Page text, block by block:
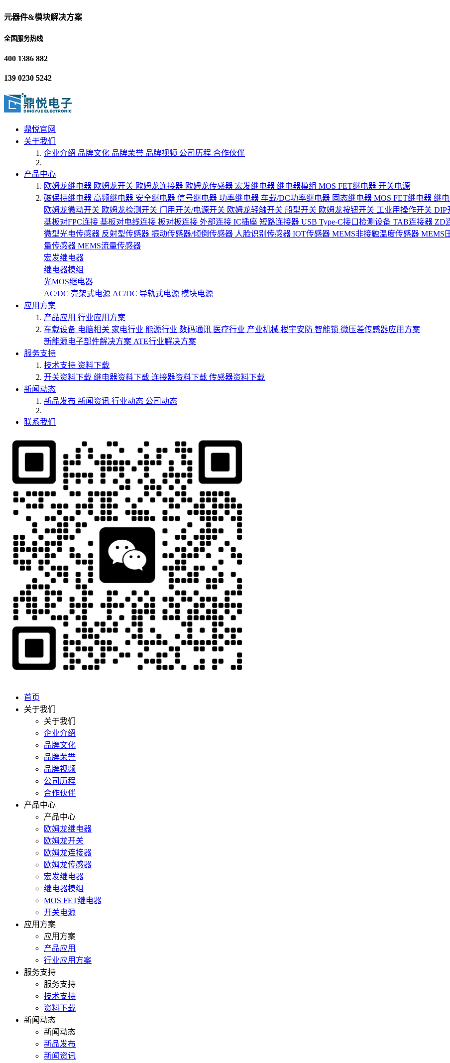
元器件&模块解决方案
全国服务热线
400 1386 882
139 0230 5242
鼎悦官网
关于我们
企业介绍 品牌文化 品牌荣誉 品牌视频 公司历程 合作伙伴
产品中心
欧姆龙继电器 欧姆龙开关 欧姆龙连接器 欧姆龙传感器 宏发继电器 继电器模组 MOS FET继电器 开关电源
磁保持继电器 高频继电器 安全继电器 信号继电器 功率继电器 车载/DC功率继电器 固态继电器 MOS FET继电器 继
欧姆龙微动开关 欧姆龙检测开关 门用开关/电源开关 欧姆龙轻触开关 船型开关 欧姆龙按钮开关 工业用操作开关 DIP
基板对FPC连接 基板对电线连接 板对板连接 外部连接 IC插座 短路连接器 USB Type-C接口检测设备 TAB连接器 ZD
微型光电传感器 反射型传感器 振动传感器/倾倒传感器 人脸识别传感器 IOT传感器 MEMS非接触温度传感器 MEMS
量传感器 MEMS流量传感器
宏发继电器
继电器模组
光MOS继电器
AC/DC 壳架式电源 AC/DC 导轨式电源 模块电源
应用方案
产品应用 行业应用方案
车载设备 电脑相关 家电行业 能源行业 数码通讯 医疗行业 产业机械 楼宇安防 智能锁 微压差传感器应用方案
新能源电子部件解决方案 ATE行业解决方案
服务支持
技术支持 资料下载
开关资料下载 继电器资料下载 连接器资料下载 传感器资料下载
新闻动态
新品发布 新闻资讯 行业动态 公司动态
联系我们
首页
关于我们
关于我们
企业介绍
品牌文化
品牌荣誉
品牌视频
公司历程
合作伙伴
产品中心
产品中心
欧姆龙继电器
欧姆龙开关
欧姆龙连接器
欧姆龙传感器
宏发继电器
继电器模组
MOS FET继电器
开关电源
应用方案
应用方案
产品应用
行业应用方案
服务支持
服务支持
技术支持
资料下载
新闻动态
新闻动态
新品发布
新闻资讯